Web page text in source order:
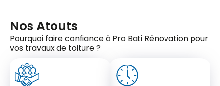
Nos Atouts
Pourquoi faire confiance à Pro Bati Rénovation pour
vos travaux de toiture ?